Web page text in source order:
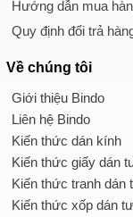
Hướng dẫn mua
Quy định đổi trả
Về chúng tôi
Giới thiệu Bindo
Liên hệ Bindo
Kiến thức dán kính
Kiến thức giấy dán
Kiến thức tranh dán
Kiến thức xốp dán